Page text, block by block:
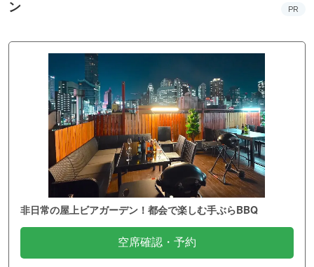
ン
PR
非日常の屋上ビアガーデン！都会で楽しむ手ぶらBBQ
空席確認・予約